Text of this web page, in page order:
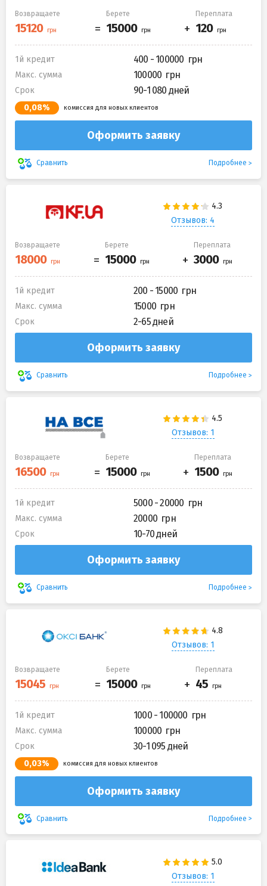
Возвращаете Берете Переплата
1й кредит 400 - 100000
Макс. сумма 100000
Срок 90-1 080 дней
0,08% комиссия для новых клиентов
Оформить заявку
Сравнить Подробнее
Отзывов: 4
Возвращаете Берете Переплата
1й кредит 200 - 15000
Макс. сумма 15000
Срок 2-65 дней
Оформить заявку
Сравнить Подробнее
Отзывов: 1
Возвращаете Берете Переплата
1й кредит 5000 - 20000
Макс. сумма 20000
Срок 10-70 дней
Оформить заявку
Сравнить Подробнее
Отзывов: 1
Возвращаете Берете Переплата
1й кредит 1000 - 100000
Макс. сумма 100000
Срок 30-1 095 дней
0,03% комиссия для новых клиентов
Оформить заявку
Сравнить Подробнее
Отзывов: 1